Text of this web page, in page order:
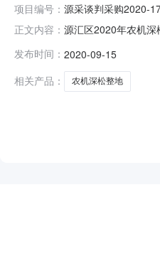
项目编号： 源采谈判采购2020-
正文内容： 源汇区2020年农机
求：在源汇区辖区内
相邻两铲
发布时间： 2020-09-15
相关产品：
农机深松整地